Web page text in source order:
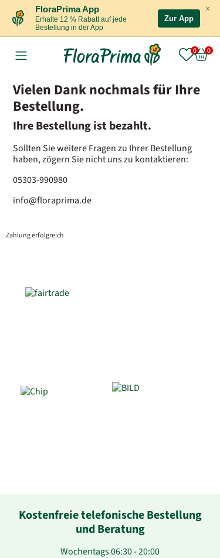
×
FloraPrima App
Erhalte 12 % Rabatt auf jede
Bestellung in der App
Zur App
Vielen Dank nochmals für Ihre
Bestellung.
Ihre Bestellung ist bezahlt.
Sollten Sie weitere Fragen zu Ihrer Bestellung
haben, zögern Sie nicht uns zu kontaktieren:
05303-990980
info@floraprima.de
Zahlung erfolgreich
Kostenfreie telefonische Bestellung
und Beratung
Wochentags 06:30 - 20:00